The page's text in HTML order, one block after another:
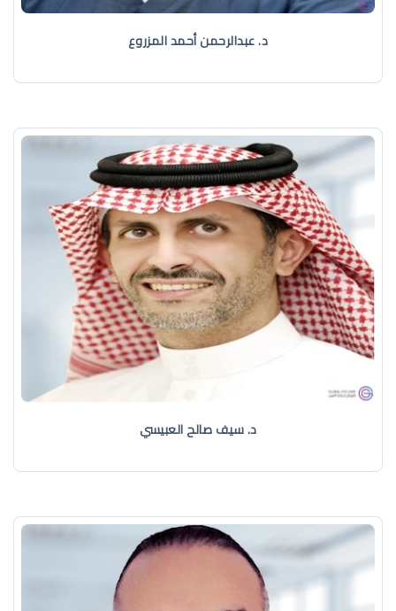
د. عبدالرحمن أحمد المزروع
د. سيف صالح العبيسي